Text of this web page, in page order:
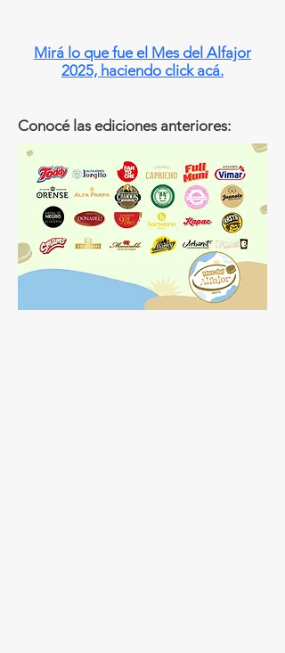
Mirá lo que fue el Mes del Alfajor
2025, haciendo click acá.
Conocé las ediciones anteriores: